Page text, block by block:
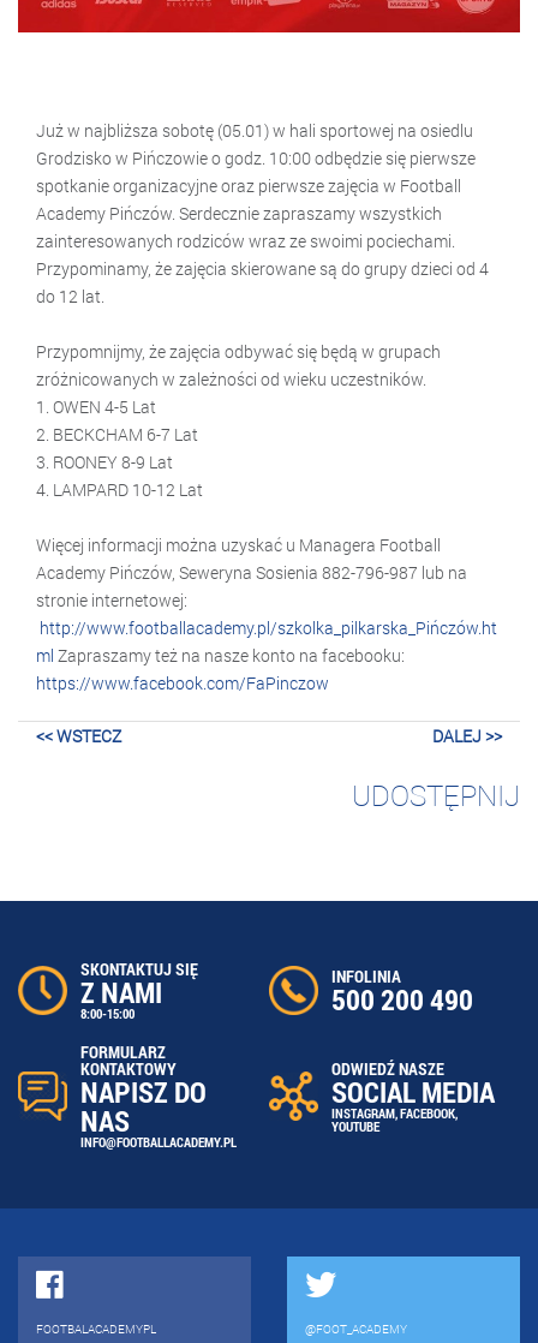
Już w najbliższa sobotę (05.01) w hali sportowej na osiedlu
Grodzisko w Pińczowie o godz. 10:00 odbędzie się pierwsze
spotkanie organizacyjne oraz pierwsze zajęcia w Football
Academy Pińczów. Serdecznie zapraszamy wszystkich
zainteresowanych rodziców wraz ze swoimi pociechami.
Przypominamy, że zajęcia skierowane są do grupy dzieci od 4
do 12 lat.
Przypomnijmy, że zajęcia odbywać się będą w grupach
zróżnicowanych w zależności od wieku uczestników.
1. OWEN 4-5 Lat
2. BECKCHAM 6-7 Lat
3. ROONEY 8-9 Lat
4. LAMPARD 10-12 Lat
Więcej informacji można uzyskać u Managera Football
Academy Pińczów, Seweryna Sosienia 882-796-987 lub na
stronie internetowej:
http://www.footballacademy.pl/szkolka_pilkarska_Pińczów.ht
ml Zapraszamy też na nasze konto na facebooku:
https://www.facebook.com/FaPinczow
<< WSTECZ DALEJ >>
UDOSTĘPNIJ
SKONTAKTUJ SIĘ
Z NAMI
8:00-15:00
INFOLINIA
500 200 490
FORMULARZ
KONTAKTOWY
NAPISZ DO
NAS
INFO@FOOTBALLACADEMY.PL
ODWIEDŹ NASZE
SOCIAL MEDIA
INSTAGRAM,FACEBOOK,
YOUTUBE
FOOTBALACADEMYPL @FOOT_ACADEMY